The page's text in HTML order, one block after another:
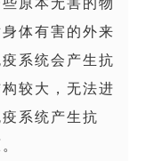
原本无害的物
体有害的外来
系统会产生抗
较大，无法进
系统产生抗